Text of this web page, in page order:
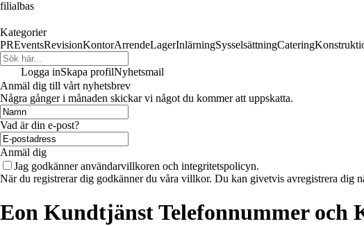
filialbas
Kategorier
PREventsRevisionKontorArrendeLagerInlärningSysselsättningCatering
Logga inSkapa profilNyhetsmail
Anmäl dig till vårt nyhetsbrev
Några gånger i månaden skickar vi något du kommer att uppskatta.
Vad är din e-post?
Anmäl dig
Jag godkänner användarvillkoren och integritetspolicyn.
När du registrerar dig godkänner du våra villkor. Du kan givetvis avregistrera dig
Eon Kundtjänst Telefonnummer